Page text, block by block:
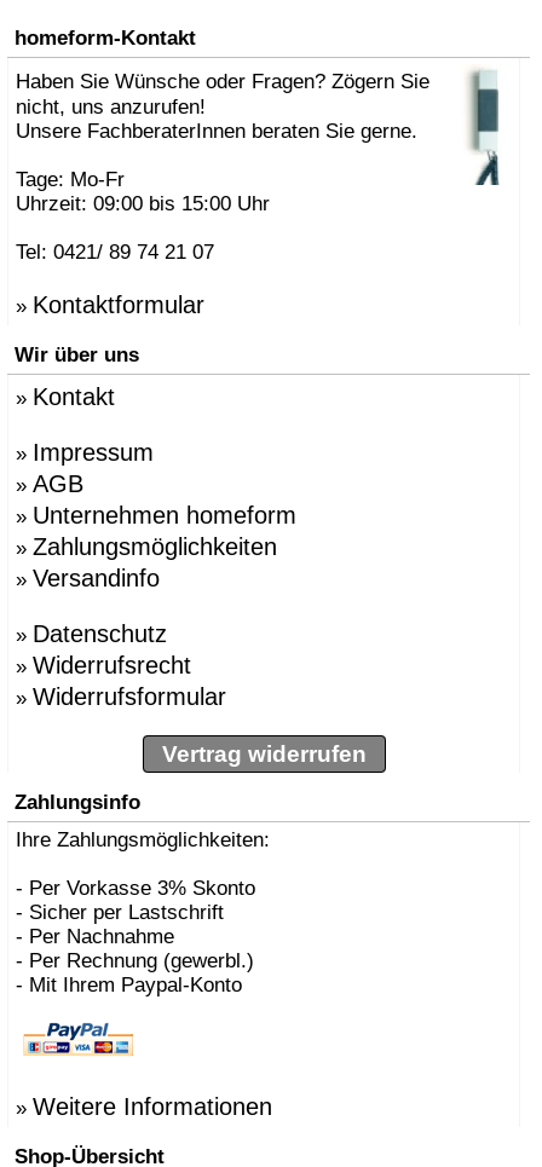
homeform-Kontakt
Haben Sie Wünsche oder Fragen? Zögern Sie
nicht, uns anzurufen!
Unsere FachberaterInnen beraten Sie gerne.
Tage: Mo-Fr
Uhrzeit: 09:00 bis 15:00 Uhr
Tel: 0421/ 89 74 21 07
» Kontaktformular
Wir über uns
» Kontakt
» Impressum
» AGB
» Unternehmen homeform
» Zahlungsmöglichkeiten
» Versandinfo
» Datenschutz
» Widerrufsrecht
» Widerrufsformular
Vertrag widerrufen
Zahlungsinfo
Ihre Zahlungsmöglichkeiten:
- Per Vorkasse 3% Skonto
- Sicher per Lastschrift
- Per Nachnahme
- Per Rechnung (gewerbl.)
- Mit Ihrem Paypal-Konto
» Weitere Informationen
Shop-Übersicht